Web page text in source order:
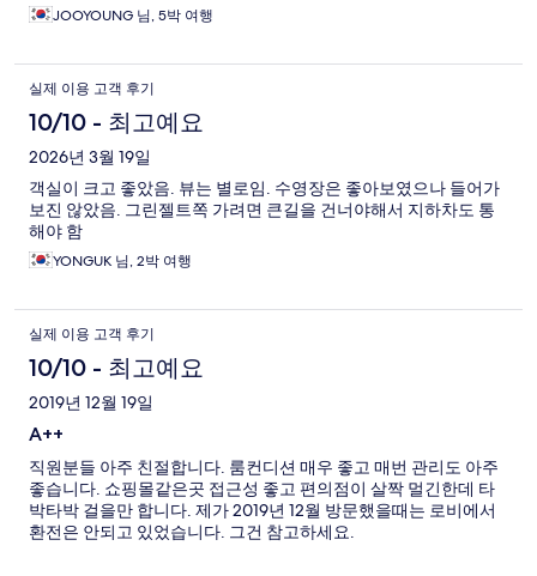
JOOYOUNG 님, 5박 여행
실제 이용 고객 후기
10/10 - 최고예요
2026년 3월 19일
객실이 크고 좋았음. 뷰는 별로임. 수영장은 좋아보였으나 들어가
보진 않았음. 그린젤트쪽 가려면 큰길을 건너야해서 지하차도 통
해야 함
YONGUK 님, 2박 여행
실제 이용 고객 후기
10/10 - 최고예요
2019년 12월 19일
A++
직원분들 아주 친절합니다. 룸컨디션 매우 좋고 매번 관리도 아주
좋습니다. 쇼핑몰같은곳 접근성 좋고 편의점이 살짝 멀긴한데 타
박타박 걸을만 합니다. 제가 2019년 12월 방문했을때는 로비에서
환전은 안되고 있었습니다. 그건 참고하세요.